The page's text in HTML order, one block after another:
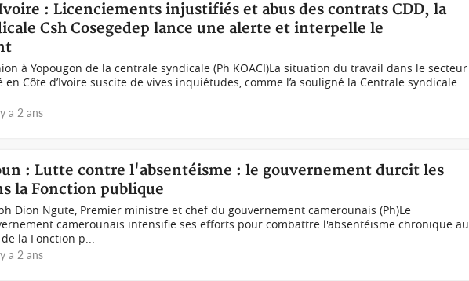
: Licenciements injustifiés et abus des contrats CDD, la
Csh Cosegedep lance une alerte et interpelle le
à Yopougon de la centrale syndicale (Ph KOACI)La situation du travail dans le secteur
en Côte d’Ivoire suscite de vives inquiétudes, comme l’a souligné la Centrale syndicale
a 2 ans
: Lutte contre l'absentéisme : le gouvernement durcit les
la Fonction publique
Dion Ngute, Premier ministre et chef du gouvernement camerounais (Ph)Le
camerounais intensifie ses efforts pour combattre l'absentéisme chronique au
la Fonction p...
a 2 ans